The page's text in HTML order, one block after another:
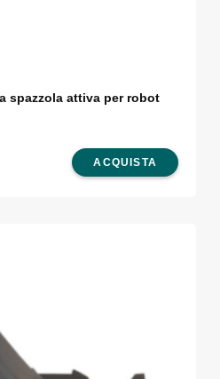
spazzola attiva per robot
ACQUISTA